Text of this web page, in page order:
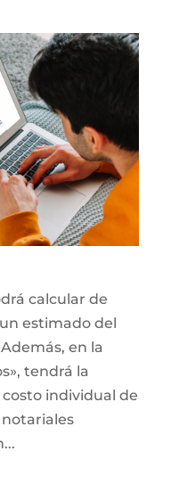
calcular de
estimado del
en la
tendrá la
individual de
notariales